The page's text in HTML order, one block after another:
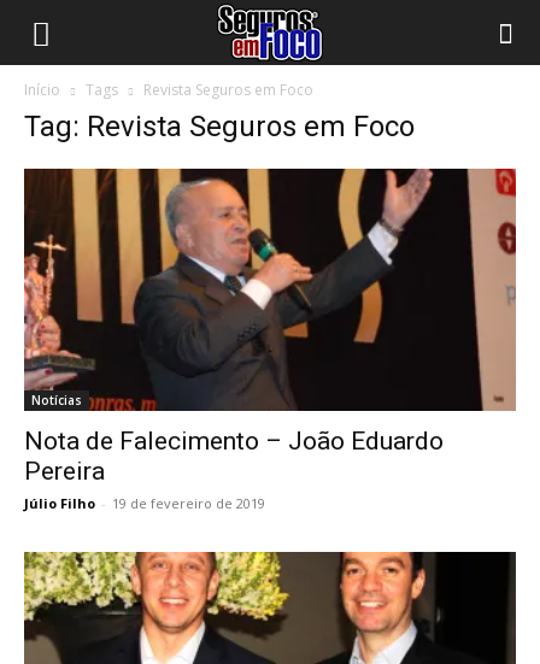
Início Tags Revista Seguros em Foco
Tag: Revista Seguros em Foco
Notícias
Nota de Falecimento – João Eduardo
Pereira
Júlio Filho - 19 de fevereiro de 2019